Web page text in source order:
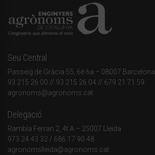
Seu Central
Passeig de Gràcia 55, 6è 6a – 08007 Barcelona
93 215 26 00 // 93 215 26 04 // 679 21 71 59
agronoms@agronoms.cat
Delegació
Rambla Ferran 2, 4t A – 25007 Lleida
973 24 43 32 / 686 17 90 48
agronomslleida@agronoms.cat